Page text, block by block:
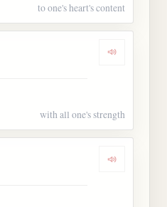
to one's heart's content
Dengarkan
with all one's strength
Dengarkan